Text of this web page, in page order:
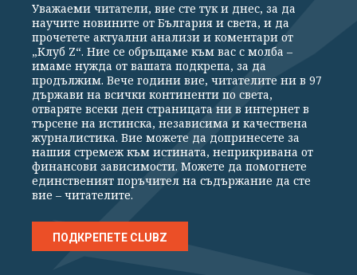
ПОЛИТИКА
ДЕНЯТ В НЯКОЛКО РЕДА: дронът ни
изненада по бели гащ... пардон - тениски
Уважаеми читатели, вие сте тук и днес, за да
научите новините от България и света, и да
прочетете актуални анализи и коментари от
„Клуб Z“. Ние се обръщаме към вас с молба –
имаме нужда от вашата подкрепа, за да
продължим. Вече години вие, читателите ни в 97
държави на всички континенти по света,
отваряте всеки ден страницата ни в интернет в
търсене на истинска, независима и качествена
журналистика. Вие можете да допринесете за
нашия стремеж към истината, неприкривана от
финансови зависимости. Можете да помогнете
единственият поръчител на съдържание да сте
вие – читателите.
ПОДКРЕПЕТЕ CLUBZ